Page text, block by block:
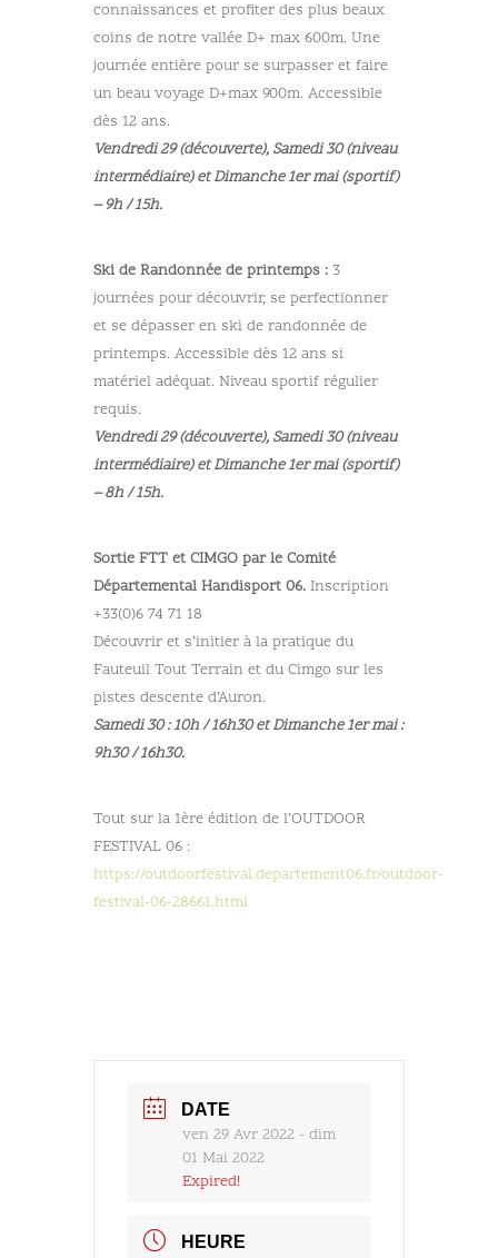
connaissances et profiter des plus beaux
coins de notre vallée D+ max 600m. Une
journée entière pour se surpasser et faire
un beau voyage D+max 900m. Accessible
dès 12 ans.
Vendredi 29 (découverte), Samedi 30 (niveau
intermédiaire) et Dimanche 1er mai (sportif)
– 9h / 15h.
Ski de Randonnée de printemps : 3
journées pour découvrir, se perfectionner
et se dépasser en ski de randonnée de
printemps. Accessible dès 12 ans si
matériel adéquat. Niveau sportif régulier
requis.
Vendredi 29 (découverte), Samedi 30 (niveau
intermédiaire) et Dimanche 1er mai (sportif)
– 8h / 15h.
Sortie FTT et CIMGO par le Comité
Départemental Handisport 06. Inscription
+33(0)6 74 71 18
Découvrir et s’initier à la pratique du
Fauteuil Tout Terrain et du Cimgo sur les
pistes descente d’Auron.
Samedi 30 : 10h / 16h30 et Dimanche 1er mai :
9h30 / 16h30.
Tout sur la 1ère édition de l’OUTDOOR
FESTIVAL 06 :
https://outdoorfestival.departement06.fr/outdoor-
festival-06-28661.html
DATE
ven 29 Avr 2022 - dim
01 Mai 2022
Expired!
HEURE